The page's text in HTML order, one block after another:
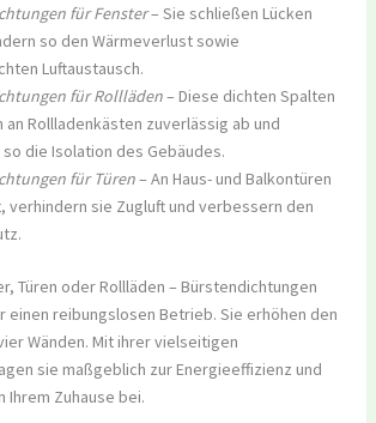
für Fenster– Sie schließen Lücken
so den Wärmeverlust sowie
Luftaustausch.
für Rollläden– Diese dichten Spalten
an Rollladenkästen zuverlässig ab und
die Isolation des Gebäudes.
für Türen– An Haus- und Balkontüren
verhindern sie Zugluft und verbessern den
Türen oder Rollläden – Bürstendichtungen
einen reibungslosen Betrieb. Sie erhöhen den
Wänden. Mit ihrer vielseitigen
sie maßgeblich zur Energieeffizienz und
Ihrem Zuhause bei.